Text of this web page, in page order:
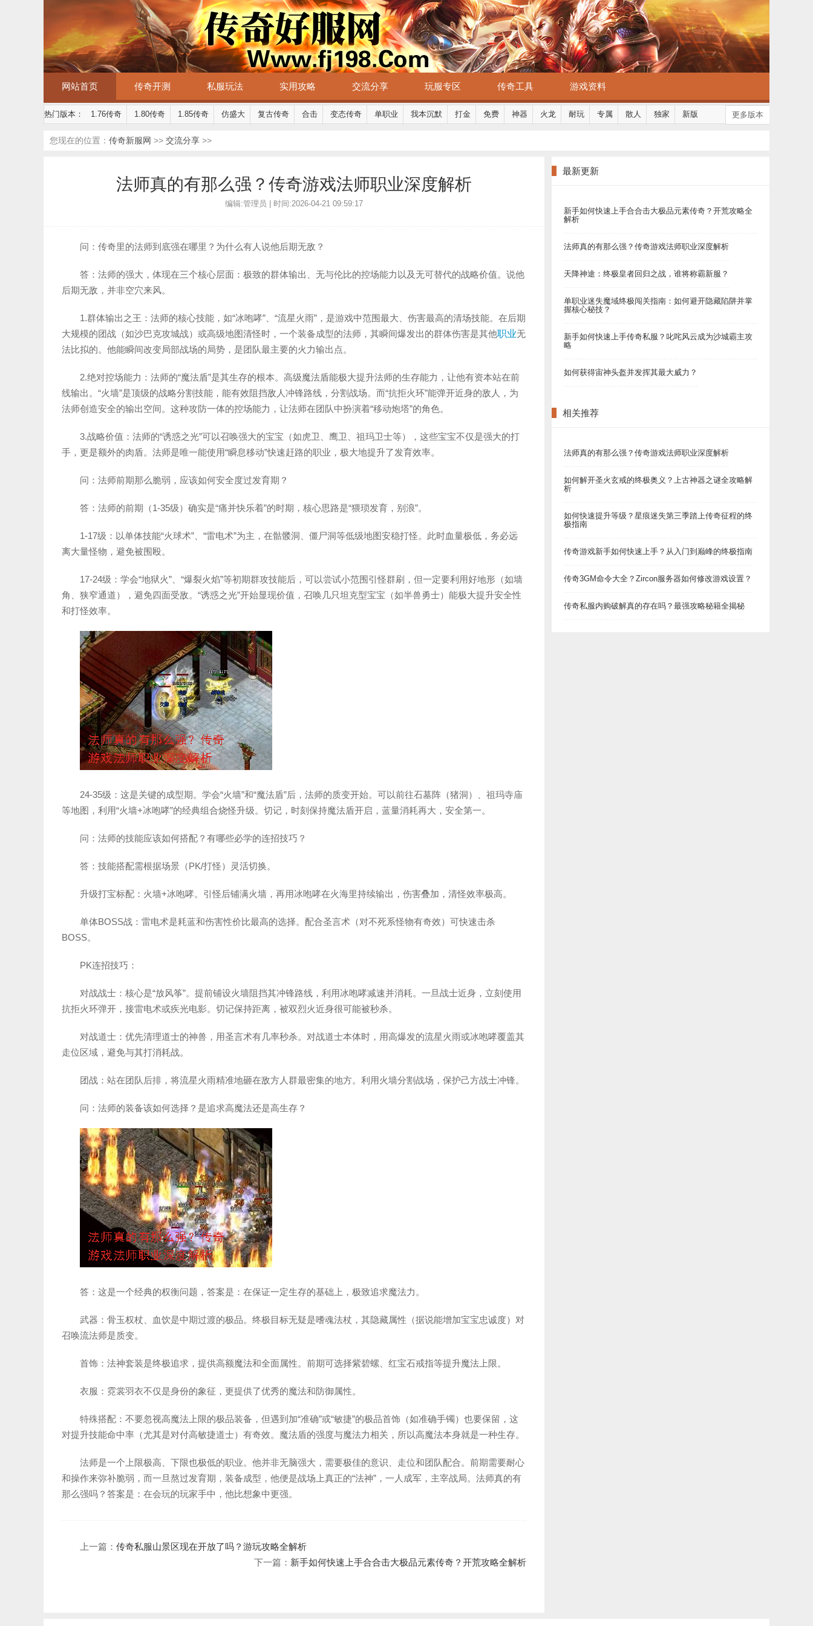
网站首页 传奇开测 私服玩法 实用攻略 交流分享 玩服专区 传奇工具 游戏资料
热门版本： 1.76传奇 1.80传奇 1.85传奇 仿盛大 复古传奇 合击 变态传奇 单职业 我本沉默 打金 免费 神器 火龙 耐玩 专属 散人 独家 新版 更多版本
您现在的位置： 传奇新服网 >> 交流分享 >>
法师真的有那么强？传奇游戏法师职业深度解析
编辑:管理员 | 时间:2026-04-21 09:59:17
问：传奇里的法师到底强在哪里？为什么有人说他后期无敌？
答：法师的强大，体现在三个核心层面：极致的群体输出、无与伦比的控场能力以及无可替代的战略价值。说他
后期无敌，并非空穴来风。
1.群体输出之王：法师的核心技能，如“冰咆哮”、“流星火雨”，是游戏中范围最大、伤害最高的清场技能。在后期
大规模的团战（如沙巴克攻城战）或高级地图清怪时，一个装备成型的法师，其瞬间爆发出的群体伤害是其他职业无
法比拟的。他能瞬间改变局部战场的局势，是团队最主要的火力输出点。
2.绝对控场能力：法师的“魔法盾”是其生存的根本。高级魔法盾能极大提升法师的生存能力，让他有资本站在前
线输出。“火墙”是顶级的战略分割技能，能有效阻挡敌人冲锋路线，分割战场。而“抗拒火环”能弹开近身的敌人，为
法师创造安全的输出空间。这种攻防一体的控场能力，让法师在团队中扮演着“移动炮塔”的角色。
3.战略价值：法师的“诱惑之光”可以召唤强大的宝宝（如虎卫、鹰卫、祖玛卫士等），这些宝宝不仅是强大的打
手，更是额外的肉盾。法师是唯一能使用“瞬息移动”快速赶路的职业，极大地提升了发育效率。
问：法师前期那么脆弱，应该如何安全度过发育期？
答：法师的前期（1-35级）确实是“痛并快乐着”的时期，核心思路是“猥琐发育，别浪”。
1-17级：以单体技能“火球术”、“雷电术”为主，在骷髅洞、僵尸洞等低级地图安稳打怪。此时血量极低，务必远
离大量怪物，避免被围殴。
17-24级：学会“地狱火”、“爆裂火焰”等初期群攻技能后，可以尝试小范围引怪群刷，但一定要利用好地形（如墙
角、狭窄通道），避免四面受敌。“诱惑之光”开始显现价值，召唤几只坦克型宝宝（如半兽勇士）能极大提升安全性
和打怪效率。
24-35级：这是关键的成型期。学会“火墙”和“魔法盾”后，法师的质变开始。可以前往石墓阵（猪洞）、祖玛寺庙
等地图，利用“火墙+冰咆哮”的经典组合烧怪升级。切记，时刻保持魔法盾开启，蓝量消耗再大，安全第一。
问：法师的技能应该如何搭配？有哪些必学的连招技巧？
答：技能搭配需根据场景（PK/打怪）灵活切换。
升级打宝标配：火墙+冰咆哮。引怪后铺满火墙，再用冰咆哮在火海里持续输出，伤害叠加，清怪效率极高。
单体BOSS战：雷电术是耗蓝和伤害性价比最高的选择。配合圣言术（对不死系怪物有奇效）可快速击杀
BOSS。
PK连招技巧：
对战战士：核心是“放风筝”。提前铺设火墙阻挡其冲锋路线，利用冰咆哮减速并消耗。一旦战士近身，立刻使用
抗拒火环弹开，接雷电术或疾光电影。切记保持距离，被双烈火近身很可能被秒杀。
对战道士：优先清理道士的神兽，用圣言术有几率秒杀。对战道士本体时，用高爆发的流星火雨或冰咆哮覆盖其
走位区域，避免与其打消耗战。
团战：站在团队后排，将流星火雨精准地砸在敌方人群最密集的地方。利用火墙分割战场，保护己方战士冲锋。
问：法师的装备该如何选择？是追求高魔法还是高生存？
答：这是一个经典的权衡问题，答案是：在保证一定生存的基础上，极致追求魔法力。
武器：骨玉权杖、血饮是中期过渡的极品。终极目标无疑是嗜魂法杖，其隐藏属性（据说能增加宝宝忠诚度）对
召唤流法师是质变。
首饰：法神套装是终极追求，提供高额魔法和全面属性。前期可选择紫碧螺、红宝石戒指等提升魔法上限。
衣服：霓裳羽衣不仅是身份的象征，更提供了优秀的魔法和防御属性。
特殊搭配：不要忽视高魔法上限的极品装备，但遇到加“准确”或“敏捷”的极品首饰（如准确手镯）也要保留，这
对提升技能命中率（尤其是对付高敏捷道士）有奇效。魔法盾的强度与魔法力相关，所以高魔法本身就是一种生存。
法师是一个上限极高、下限也极低的职业。他并非无脑强大，需要极佳的意识、走位和团队配合。前期需要耐心
和操作来弥补脆弱，而一旦熬过发育期，装备成型，他便是战场上真正的“法神”，一人成军，主宰战局。法师真的有
那么强吗？答案是：在会玩的玩家手中，他比想象中更强。
上一篇： 传奇私服山景区现在开放了吗？游玩攻略全解析
下一篇： 新手如何快速上手合合击大极品元素传奇？开荒攻略全解析
最新更新
新手如何快速上手合合击大极品元素传奇？开荒攻略全
解析
法师真的有那么强？传奇游戏法师职业深度解析
天降神途：终极皇者回归之战，谁将称霸新服？
单职业迷失魔域终极闯关指南：如何避开隐藏陷阱并掌
握核心秘技？
新手如何快速上手传奇私服？叱咤风云成为沙城霸主攻
略
如何获得宙神头盔并发挥其最大威力？
相关推荐
法师真的有那么强？传奇游戏法师职业深度解析
如何解开圣火玄戒的终极奥义？上古神器之谜全攻略解
析
如何快速提升等级？星痕迷失第三季踏上传奇征程的终
极指南
传奇游戏新手如何快速上手？从入门到巅峰的终极指南
传奇3GM命令大全？Zircon服务器如何修改游戏设置？
传奇私服内购破解真的存在吗？最强攻略秘籍全揭秘